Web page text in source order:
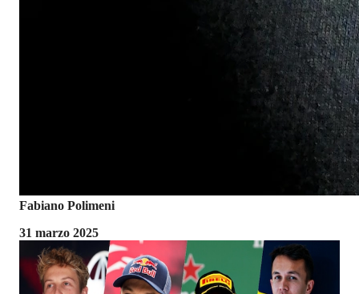
Fabiano Polimeni
31 marzo 2025